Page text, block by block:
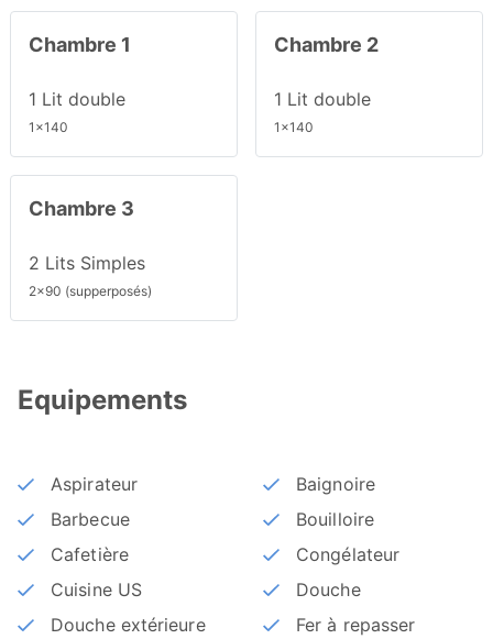
Chambre 1
1 Lit double
1x140
Chambre 2
1 Lit double
1x140
Chambre 3
2 Lits Simples
2x90 (supperposés)
Equipements
Aspirateur
Baignoire
Barbecue
Bouilloire
Cafetière
Congélateur
Cuisine US
Douche
Douche extérieure
Fer à repasser